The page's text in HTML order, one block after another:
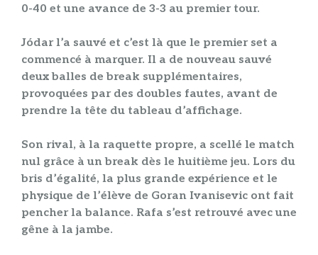
0-40 et une avance de 3-3 au premier tour.
Jódar l’a sauvé et c’est là que le premier set a
commencé à marquer. Il a de nouveau sauvé
deux balles de break supplémentaires,
provoquées par des doubles fautes, avant de
prendre la tête du tableau d’affichage.
Son rival, à la raquette propre, a scellé le match
nul grâce à un break dès le huitième jeu. Lors du
bris d’égalité, la plus grande expérience et le
physique de l’élève de Goran Ivanisevic ont fait
pencher la balance. Rafa s’est retrouvé avec une
gêne à la jambe.